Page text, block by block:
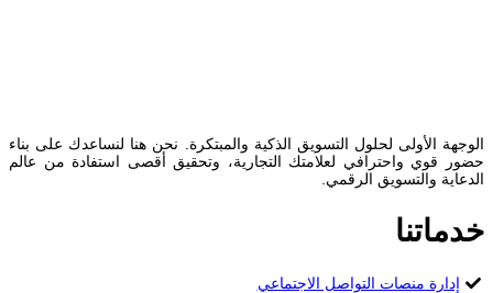
الوجهة الأولى لحلول التسويق الذكية والمبتكرة. نحن هنا لنساعدك على بناء
حضور قوي واحترافي لعلامتك التجارية، وتحقيق أقصى استفادة من عالم
الدعاية والتسويق الرقمي.
خدماتنا
إدارة منصات التواصل الاجتماعي